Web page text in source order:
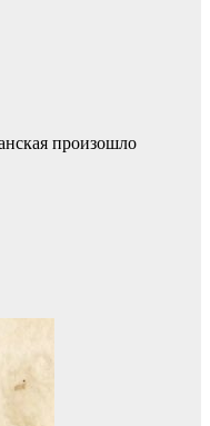
произошло